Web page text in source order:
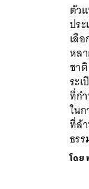
ตัว
ปร
เลื
หล
ชา
ระ
ที่ก
ใน
ที่ล้
ธรร
โดย